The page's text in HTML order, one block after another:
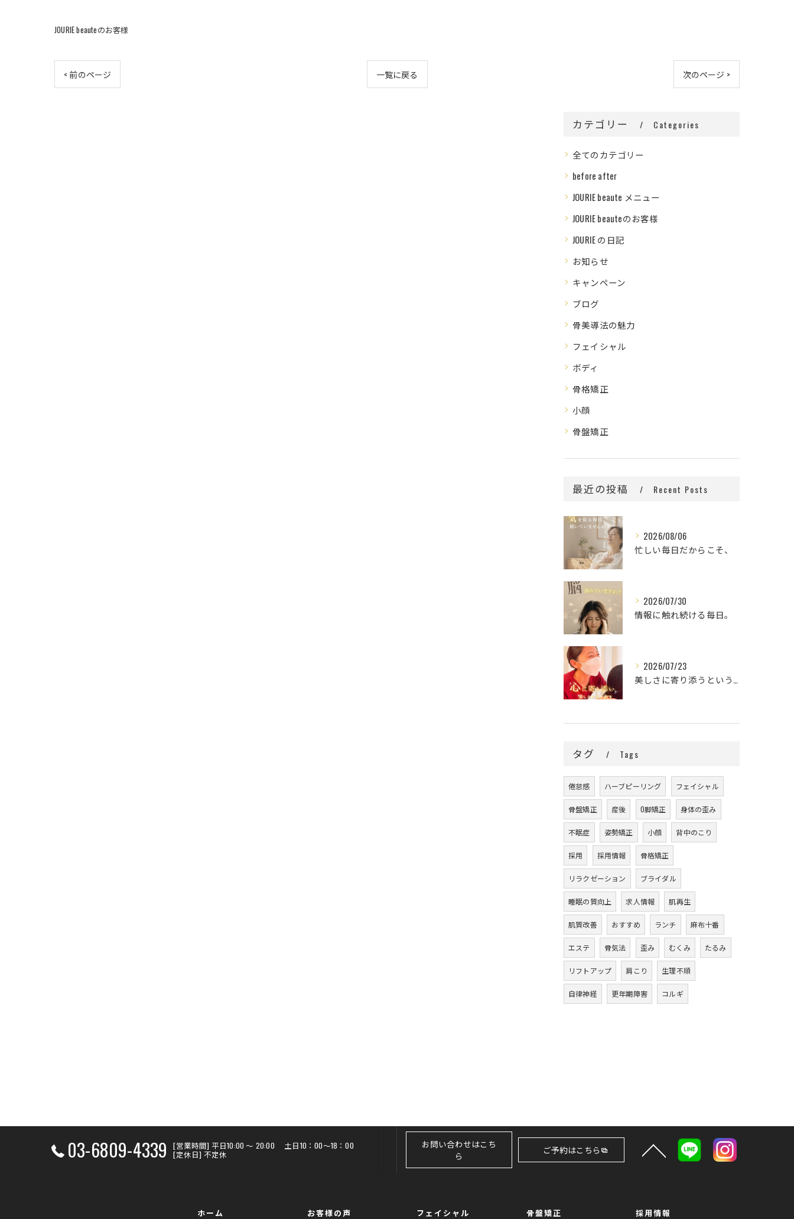
JOURIE beauteのお客様
< 前のページ 一覧に戻る 次のページ >
カテゴリー Categories
全てのカテゴリー
before after
JOURIE beaute メニュー
JOURIE beauteのお客様
JOURIE の日記
お知らせ
キャンペーン
ブログ
骨美導法の魅力
フェイシャル
ボディ
骨格矯正
小顔
骨盤矯正
最近の投稿 Recent Posts
2026/08/06
忙しい毎日だからこそ、
2026/07/30
情報に触れ続ける毎日。
2026/07/23
美しさに寄り添うということ。
タグ Tags
倦怠感 ハーブピーリング フェイシャル
骨盤矯正 産後 O脚矯正 身体の歪み
不眠症 姿勢矯正 小顔 背中のこり
採用 採用情報 骨格矯正
リラクゼーション ブライダル
睡眠の質向上 求人情報 肌再生
肌質改善 おすすめ ランチ 麻布十番
エステ 骨気法 歪み むくみ たるみ
リフトアップ 肩こり 生理不順
自律神経 更年期障害 コルギ
03-6809-4339 [営業時間] 平日10:00 〜 20:00 土日10：00～18：00
[定休日] 不定休
お問い合わせはこち
ら
ご予約はこちら
ホーム お客様の声 フェイシャル 骨盤矯正 採用情報